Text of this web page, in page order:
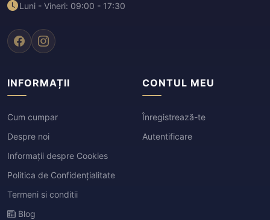
Luni - Vineri: 09:00 - 17:30
INFORMAȚII
Cum cumpar
Despre noi
Informații despre Cookies
Politica de Confidențialitate
Termeni si conditii
Blog
CONTUL MEU
Înregistrează-te
Autentificare